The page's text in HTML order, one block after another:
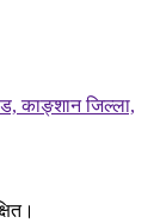
काङ्शान जिल्ला,